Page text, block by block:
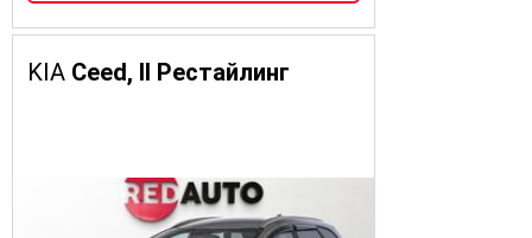
KIA Ceed, II Рестайлинг